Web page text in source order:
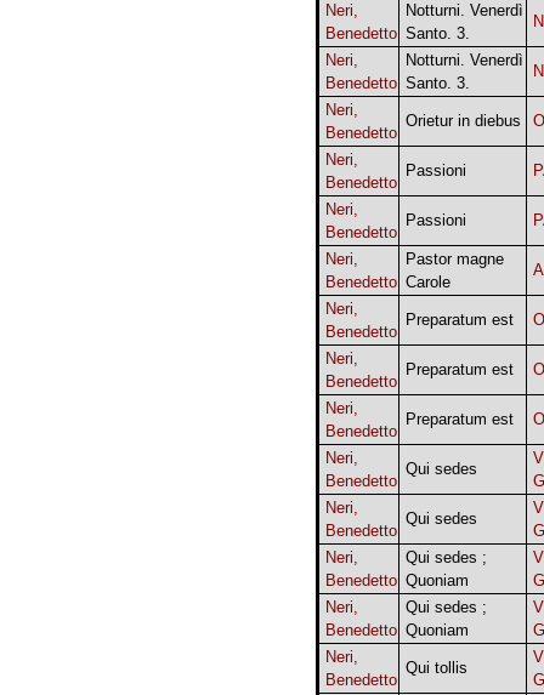
Neri,
Benedetto
Notturni. Venerdì
Santo. 3.
Neri,
Benedetto
Notturni. Venerdì
Santo. 3.
Neri,
Benedetto
Orietur in diebus
Neri,
Benedetto
Passioni
Neri,
Benedetto
Passioni
Neri,
Benedetto
Pastor magne
Carole
Neri,
Benedetto
Preparatum est
Neri,
Benedetto
Preparatum est
Neri,
Benedetto
Preparatum est
Neri,
Benedetto
Qui sedes
Neri,
Benedetto
Qui sedes
Neri,
Benedetto
Qui sedes ;
Quoniam
Neri,
Benedetto
Qui sedes ;
Quoniam
Neri,
Benedetto
Qui tollis